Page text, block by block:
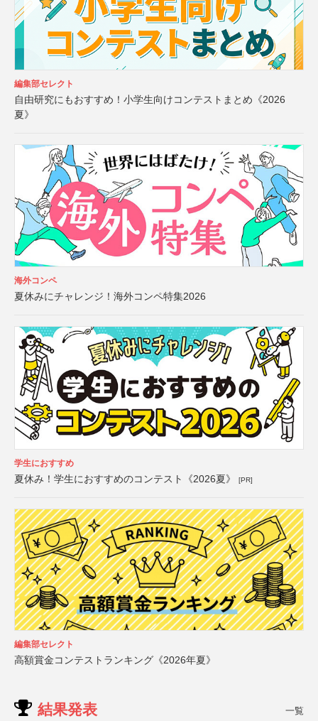
編集部セレクト
自由研究にもおすすめ！小学生向けコンテストまとめ《2026
夏》
海外コンペ
夏休みにチャレンジ！海外コンペ特集2026
学生におすすめ
夏休み！学生におすすめのコンテスト《2026夏》 [PR]
編集部セレクト
高額賞金コンテストランキング《2026年夏》
結果発表 一覧